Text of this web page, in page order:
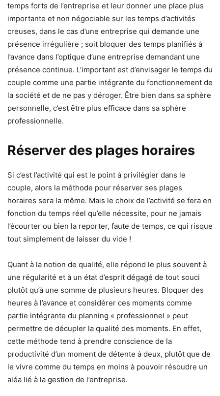
temps forts de l’entreprise et leur donner une place plus
importante et non négociable sur les temps d’activités
creuses, dans le cas d’une entreprise qui demande une
présence irrégulière ; soit bloquer des temps planifiés à
l’avance dans l’optique d’une entreprise demandant une
présence continue. L’important est d’envisager le temps du
couple comme une partie intégrante du fonctionnement de
la société et de ne pas y déroger. Être bien dans sa sphère
personnelle, c’est être plus efficace dans sa sphère
professionnelle.
Réserver des plages horaires
Si c’est l’activité qui est le point à privilégier dans le
couple, alors la méthode pour réserver ses plages
horaires sera la même. Mais le choix de l’activité se fera en
fonction du temps réel qu’elle nécessite, pour ne jamais
l’écourter ou bien la reporter, faute de temps, ce qui risque
tout simplement de laisser du vide !
Quant à la notion de qualité, elle répond le plus souvent à
une régularité et à un état d’esprit dégagé de tout souci
plutôt qu’à une somme de plusieurs heures. Bloquer des
heures à l’avance et considérer ces moments comme
partie intégrante du planning « professionnel » peut
permettre de décupler la qualité des moments. En effet,
cette méthode tend à prendre conscience de la
productivité d’un moment de détente à deux, plutôt que de
le vivre comme du temps en moins à pouvoir résoudre un
aléa lié à la gestion de l’entreprise.